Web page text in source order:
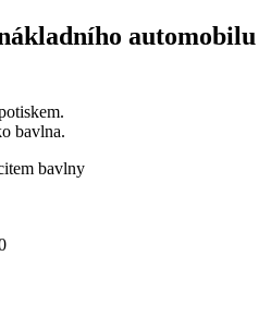
automobilu
bavlna.
bavlny